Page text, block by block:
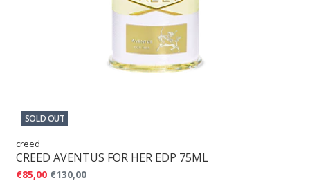
SOLD OUT
creed
CREED AVENTUS FOR HER EDP 75ML
€85,00 €130,00